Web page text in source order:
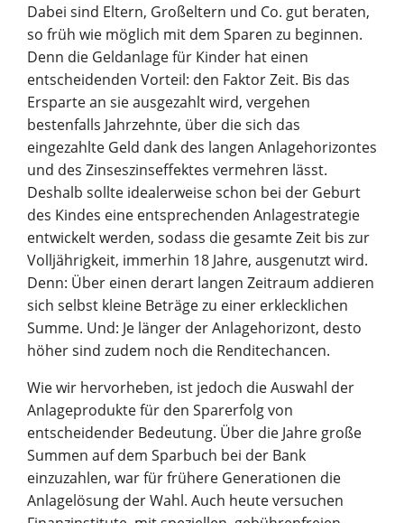
Dabei sind Eltern, Großeltern und Co. gut beraten,
so früh wie möglich mit dem Sparen zu beginnen.
Denn die Geldanlage für Kinder hat einen
entscheidenden Vorteil: den Faktor Zeit. Bis das
Ersparte an sie ausgezahlt wird, vergehen
bestenfalls Jahrzehnte, über die sich das
eingezahlte Geld dank des langen Anlagehorizontes
und des Zinseszinseffektes vermehren lässt.
Deshalb sollte idealerweise schon bei der Geburt
des Kindes eine entsprechenden Anlagestrategie
entwickelt werden, sodass die gesamte Zeit bis zur
Volljährigkeit, immerhin 18 Jahre, ausgenutzt wird.
Denn: Über einen derart langen Zeitraum addieren
sich selbst kleine Beträge zu einer erklecklichen
Summe. Und: Je länger der Anlagehorizont, desto
höher sind zudem noch die Renditechancen.
Wie wir hervorheben, ist jedoch die Auswahl der
Anlageprodukte für den Sparerfolg von
entscheidender Bedeutung. Über die Jahre große
Summen auf dem Sparbuch bei der Bank
einzuzahlen, war für frühere Generationen die
Anlagelösung der Wahl. Auch heute versuchen